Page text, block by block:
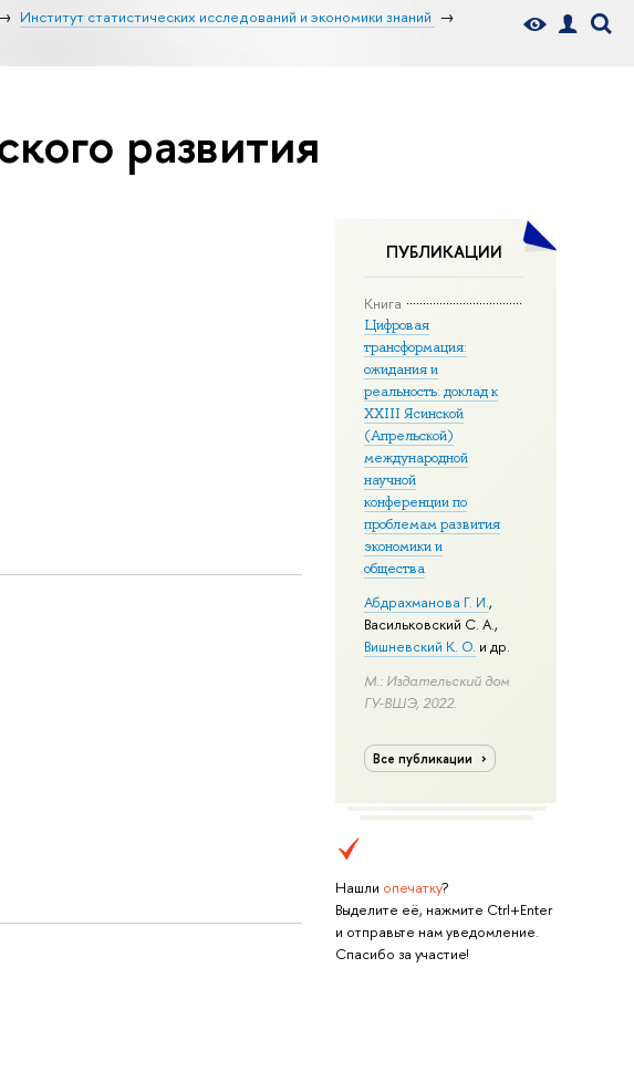
Институт статистических исследований и экономики знаний
развития
ПУБЛИКАЦИИ
Книга
Цифровая
трансформация:
ожидания и
реальность: доклад к
XXIII Ясинской
(Апрельской)
международной
научной
конференции по
проблемам развития
экономики и
общества
Абдрахманова Г. И.,
Васильковский С. А.,
Вишневский К. О. и др.
М.: Издательский дом
ГУ-ВШЭ, 2022.
Все публикации
Нашли опечатку?
Выделите её, нажмите Ctrl+Enter
и отправьте нам уведомление.
Спасибо за участие!